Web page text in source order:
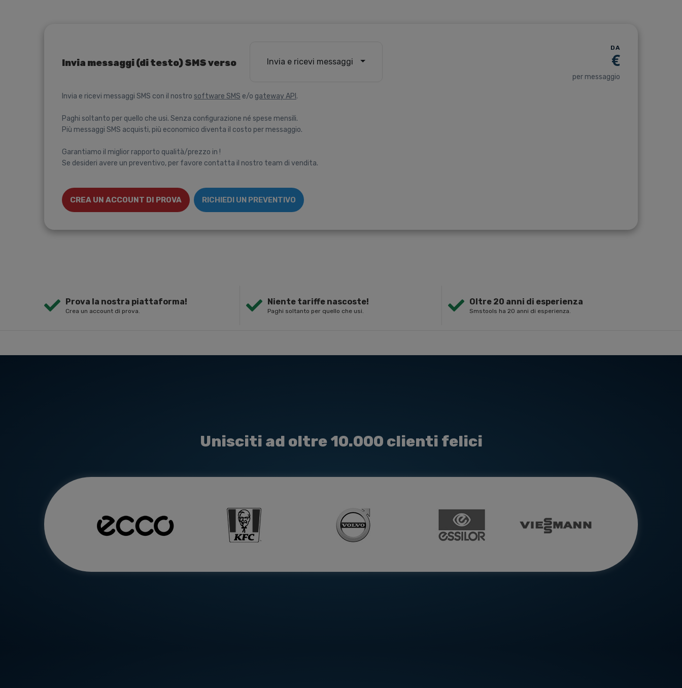
Invia messaggi (di testo) SMS verso Invia e ricevi messaggi
Invia e ricevi messaggi SMS con il nostro software SMS e/o gateway API .
Paghi soltanto per quello che usi. Senza configurazione né spese mensili.
Più messaggi SMS acquisti, più economico diventa il costo per messaggio.
Garantiamo il miglior rapporto qualità/prezzo in !
Se desideri avere un preventivo, per favore contatta il nostro team di vendita.
CREA UN ACCOUNT DI PROVA RICHIEDI UN PREVENTIVO
DA
€
per messaggio
Prova la nostra piattaforma!
Crea un account di prova.
Niente tariffe nascoste!
Paghi soltanto per quello che usi.
Oltre 20 anni di esperienza
Smstools ha 20 anni di esperienza.
Unisciti ad oltre 10.000 clienti felici